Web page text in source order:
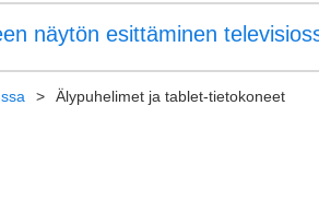
näytön esittäminen
Älypuhelimet ja tablet-tietokoneet